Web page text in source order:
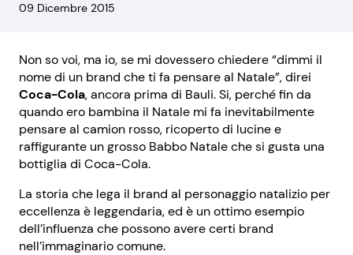
09 Dicembre 2015
Non so voi, ma io, se mi dovessero chiedere “dimmi il
nome di un brand che ti fa pensare al Natale”, direi
Coca-Cola, ancora prima di Bauli. Si, perché fin da
quando ero bambina il Natale mi fa inevitabilmente
pensare al camion rosso, ricoperto di lucine e
raffigurante un grosso Babbo Natale che si gusta una
bottiglia di Coca-Cola.
La storia che lega il brand al personaggio natalizio per
eccellenza è leggendaria, ed è un ottimo esempio
dell’influenza che possono avere certi brand
nell’immaginario comune.